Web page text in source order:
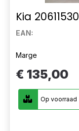
Kia
EAN:
Marge
€ 135,00
Op voorraad